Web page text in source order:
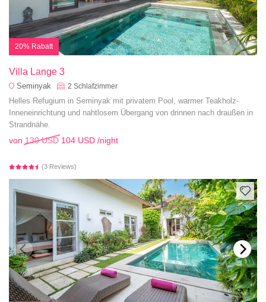
20% Rabatt
Villa Lange 3
Seminyak 2 Schlafzimmer
Helles Refugium in Seminyak mit privatem Pool, warmer Teakholz-
Inneneinrichtung und nahtlosem Übergang von drinnen nach draußen in
Strandnähe.
von 130 USD 104 USD /night
(3 Reviews)